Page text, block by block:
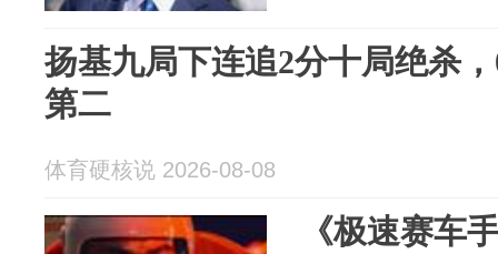
扬基九局下连追2分十局绝杀
第二
体育硬核说 2026-08-08
《极速赛车